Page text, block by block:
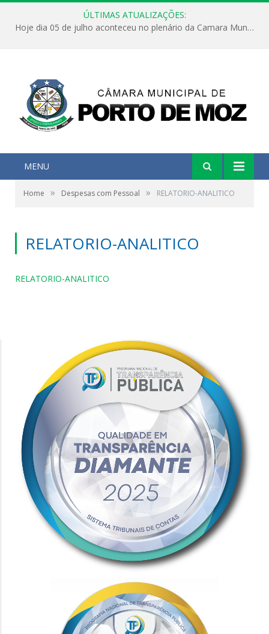
ÚLTIMAS ATUALIZAÇÕES:
Hoje dia 05 de julho aconteceu no plenário da Camara Municipal de Porto de Moz a Sessão Solene de Abertura dos Trabalhos Legislativos 2º Período da 23ª Legislatura
MENU
Home » Despesas com Pessoal » RELATORIO-ANALITICO
RELATORIO-ANALITICO
RELATORIO-ANALITICO